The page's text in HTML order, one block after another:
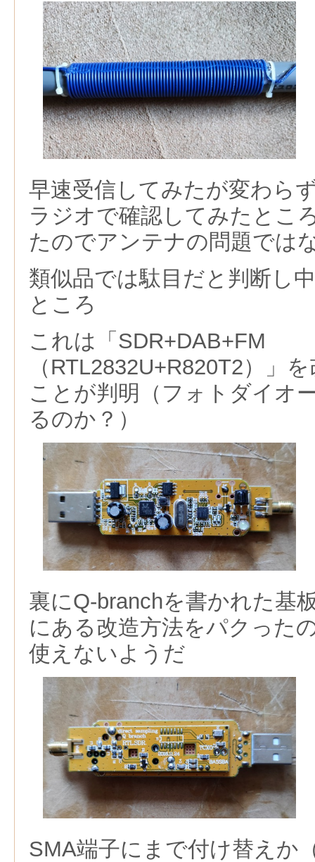
早速受信してみたが変わら
ラジオで確認してみたとこ
たのでアンテナの問題では
類似品では駄目だと判断し
ところ
これは「SDR+DAB+FM
（RTL2832U+R820T2）」
ことが判明（フォトダイオ
るのか？）
裏にQ-branchを書かれた基
にある改造方法をパクった
使えないようだ
SMA端子にまで付け替えか